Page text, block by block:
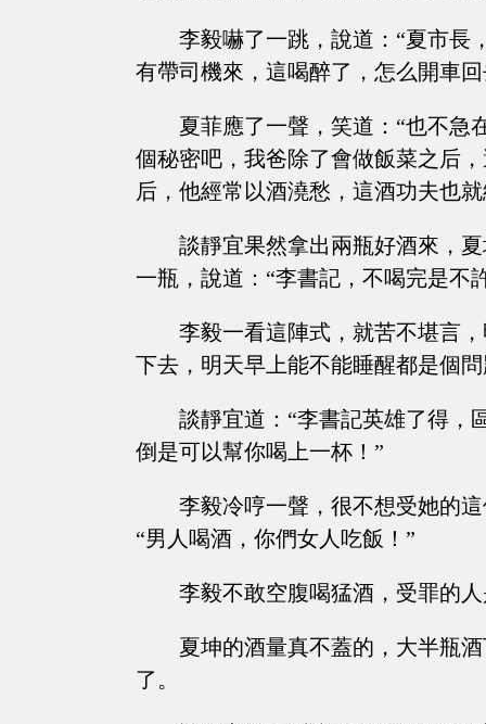
李毅嚇了一跳，說道：“夏市長
有帶司機來，這喝醉了，怎么開車
夏菲應了一聲，笑道：“也不急
個秘密吧，我爸除了會做飯菜之后
后，他經常以酒澆愁，這酒功夫也
談靜宜果然拿出兩瓶好酒來，
一瓶，說道：“李書記，不喝完是不
李毅一看這陣式，就苦不堪言
下去，明天早上能不能睡醒都是個
談靜宜道：“李書記英雄了得，
倒是可以幫你喝上一杯！”
李毅冷哼一聲，很不想受她的
“男人喝酒，你們女人吃飯！”
李毅不敢空腹喝猛酒，受罪的
夏坤的酒量真不蓋的，大半瓶
了。